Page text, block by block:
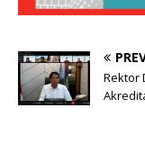
Rektor